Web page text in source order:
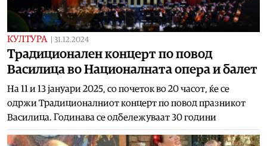
КУЛТУРА 31.12.2024
Традиционален концерт по повод
Василица во Националната опера и балет
На 11 и 13 јануари 2025, со почеток во 20 часот, ќе се
одржи Традиционалниот концерт по повод празникот
Василица. Годинава се одбележуваат 30 години